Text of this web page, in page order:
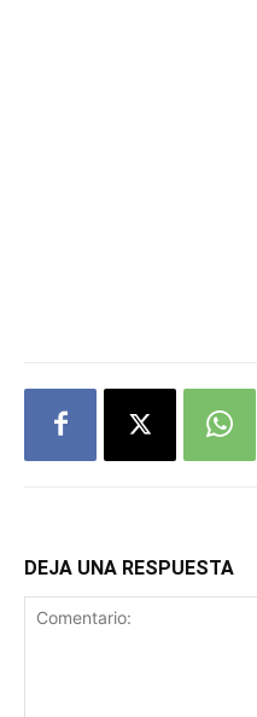
DEJA UNA RESPUESTA